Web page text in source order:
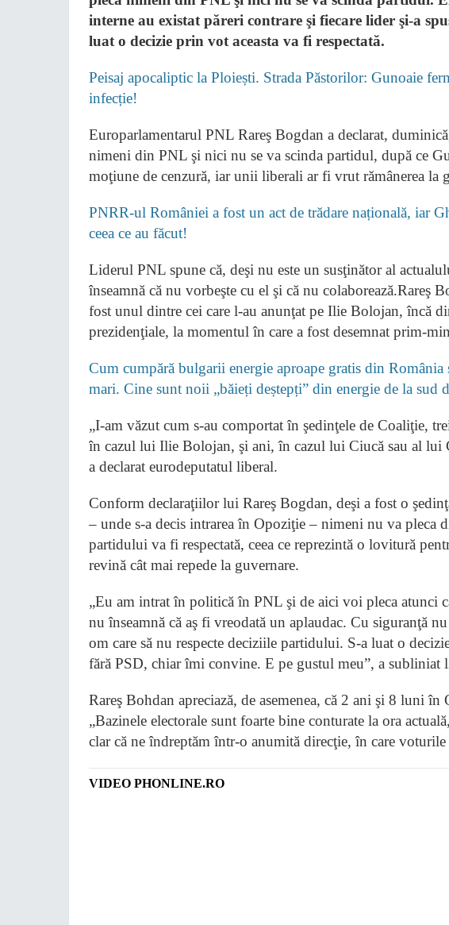
interne au existat păreri contrare şi fiecare lider şi-a
luat o decizie prin vot aceasta va fi respectată.
Peisaj apocaliptic la Ploiești. Strada Păstorilor: Gunoaie
infecție!
Europarlamentarul PNL Rareş Bogdan a declarat,
nimeni din PNL şi nici nu se va scinda partidul, după ce
moţiune de cenzură, iar unii liberali ar fi vrut rămânerea la
PNRR-ul României a fost un act de trădare națională, iar
ceea ce au făcut!
Liderul PNL spune că, deşi nu este un susţinător al
înseamnă că nu vorbeşte cu el şi că nu colaborează.Rareş
fost unul dintre cei care l-au anunţat pe Ilie Bolojan, încă
prezidenţiale, la momentul în care a fost desemnat prim-
Cum cumpără bulgarii energie aproape gratis din
mari. Cine sunt noii „băieți deștepți” din energie de la sud
„I-am văzut cum s-au comportat în şedinţele de Coaliţie,
în cazul lui Ilie Bolojan, şi ani, în cazul lui Ciucă sau al lui
a declarat eurodeputatul liberal.
Conform declaraţiilor lui Rareş Bogdan, deşi a fost o
– unde s-a decis intrarea în Opoziţie – nimeni nu va pleca
partidului va fi respectată, ceea ce reprezintă o lovitură
revină cât mai repede la guvernare.
„Eu am intrat în politică în PNL şi de aici voi pleca atunci
nu înseamnă că aş fi vreodată un aplaudac. Cu siguranţă
om care să nu respecte deciziile partidului. S-a luat o
fără PSD, chiar îmi convine. E pe gustul meu”, a subliniat
Rareş Bohdan apreciază, de asemenea, că 2 ani şi 8 luni
„Bazinele electorale sunt foarte bine conturate la ora
clar că ne îndreptăm într-o anumită direcţie, în care voturile
VIDEO PHONLINE.RO